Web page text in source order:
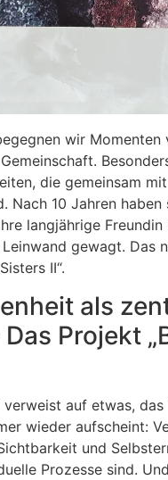
wir Momenten
die gemeinsam
Nach 10 Jahren haben
langjährige
gewagt. Das
II“.
als
Projekt
auf etwas, das
wieder aufscheint:
und
Prozesse sind.